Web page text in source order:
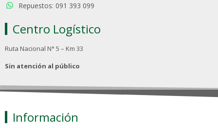
Repuestos: 091 393 099
Centro Logístico
Ruta Nacional N° 5 – Km 33
Sin atención al público
Información